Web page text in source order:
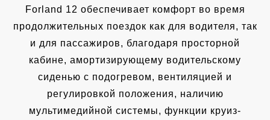
Forland 12 обеспечивает комфорт во время
продолжительных поездок как для водителя, так
и для пассажиров, благодаря просторной
кабине, амортизирующему водительскому
сиденью с подогревом, вентиляцией и
регулировкой положения, наличию
мультимедийной системы, функции круиз-